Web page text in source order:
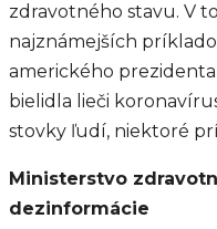
zdravotného stavu. V
najznámejších
amerického
bielidla lieči
stovky ľudí, niektoré
Ministerstvo
dezinformácie